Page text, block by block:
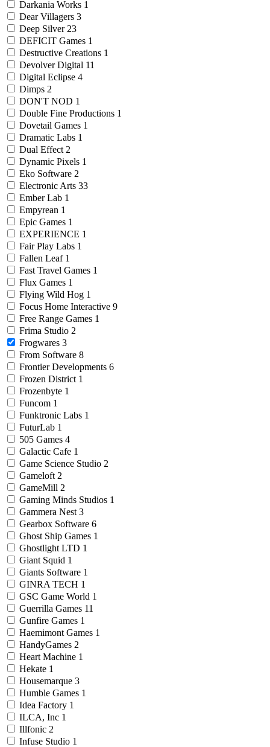
Darkania Works 1
Dear Villagers 3
Deep Silver 23
DEFICIT Games 1
Destructive Creations 1
Devolver Digital 11
Digital Eclipse 4
Dimps 2
DON'T NOD 1
Double Fine Productions 1
Dovetail Games 1
Dramatic Labs 1
Dual Effect 2
Dynamic Pixels 1
Eko Software 2
Electronic Arts 33
Ember Lab 1
Empyrean 1
Epic Games 1
EXPERIENCE 1
Fair Play Labs 1
Fallen Leaf 1
Fast Travel Games 1
Flux Games 1
Flying Wild Hog 1
Focus Home Interactive 9
Free Range Games 1
Frima Studio 2
Frogwares 3
From Software 8
Frontier Developments 6
Frozen District 1
Frozenbyte 1
Funcom 1
Funktronic Labs 1
FuturLab 1
505 Games 4
Galactic Cafe 1
Game Science Studio 2
Gameloft 2
GameMill 2
Gaming Minds Studios 1
Gammera Nest 3
Gearbox Software 6
Ghost Ship Games 1
Ghostlight LTD 1
Giant Squid 1
Giants Software 1
GINRA TECH 1
GSC Game World 1
Guerrilla Games 11
Gunfire Games 1
Haemimont Games 1
HandyGames 2
Heart Machine 1
Hekate 1
Housemarque 3
Humble Games 1
Idea Factory 1
ILCA, Inc 1
Illfonic 2
Infuse Studio 1